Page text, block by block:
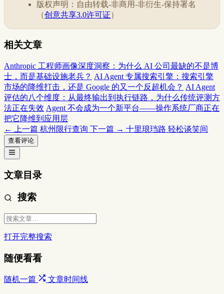
版权声明：自由转载-非商用-非衍生-保持署名
（创意共享3.0许可证）
相关文章
Anthropic 工程师画像深度洞察：为什么 AI 公司最缺的不是博
士，而是基础设施老兵？ AI Agent 专属搜索引擎：搜索引擎
市场的降维打击，还是 Google 的又一个反超机会？ AI Agent
评估的八个维度：从最终输出到执行链路，为什么传统评测方
法正在失效 Agent 不会成为一个新平台——操作系统厂商正在
把它降维到应用层
← 上一篇 杭州限行查询 下一篇 → 十里琅珰路 轻松谈笑间
查看评论
文章目录
搜索
打开完整搜索
随便看看
随机一篇 文章时间线